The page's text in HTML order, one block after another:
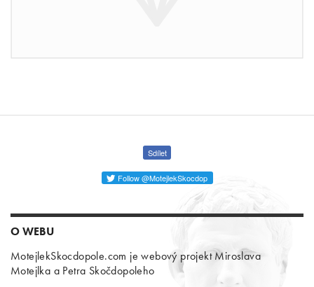
Sdílet
Follow @MotejlekSkocdop
O WEBU
MotejlekSkocdopole.com je webový projekt Miroslava
Motejlka a Petra Skočdopoleho